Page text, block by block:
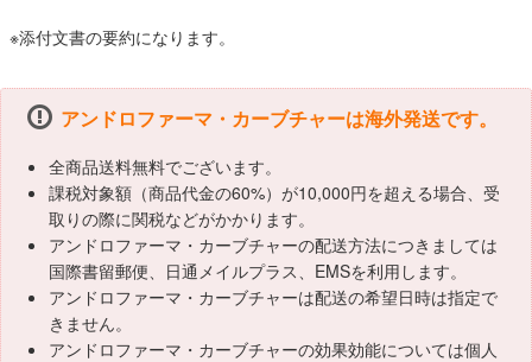
※添付文書の要約になります。
アンドロファーマ・カーブチャーは海外発送です。
全商品送料無料でございます。
課税対象額（商品代金の60%）が10,000円を超える場合、受
取りの際に関税などがかかります。
アンドロファーマ・カーブチャーの配送方法につきましては
国際書留郵便、日通メイルプラス、EMSを利用します。
アンドロファーマ・カーブチャーは配送の希望日時は指定で
きません。
アンドロファーマ・カーブチャーの効果効能については個人